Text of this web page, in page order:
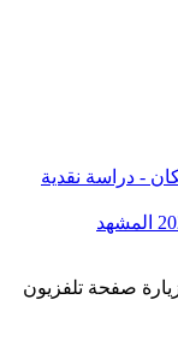
- دراسة نقدية
مؤتمر اطلاق تقرير مدار الاستراتيجي 2022 المشهد
صفحة تلفزيون